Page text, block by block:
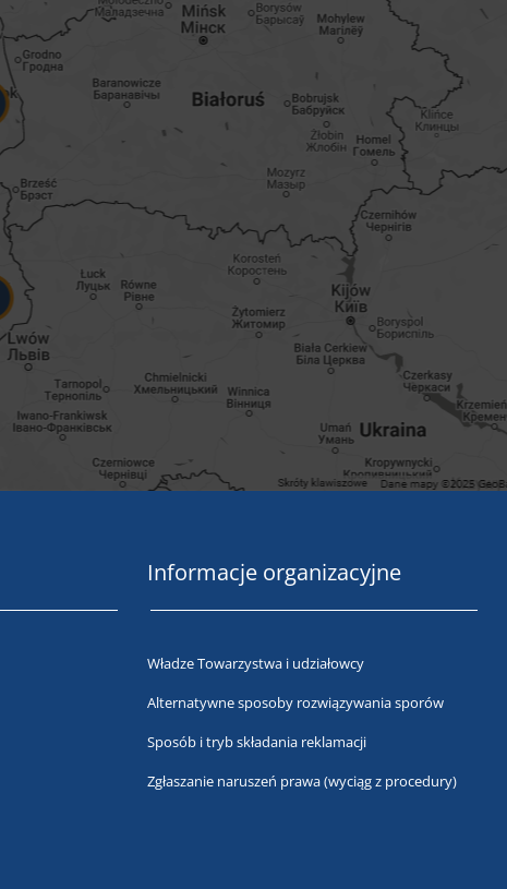
Informacje organizacyjne
Władze Towarzystwa i udziałowcy
Alternatywne sposoby rozwiązywania sporów
Sposób i tryb składania reklamacji
Zgłaszanie naruszeń prawa (wyciąg z procedury)